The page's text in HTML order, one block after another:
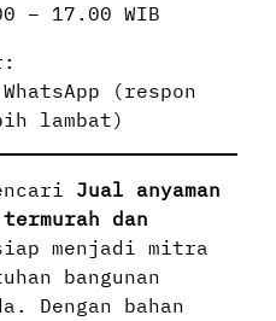
– 17.00 WIB
(respon
lambat)
Jual anyaman
dan
menjadi mitra
bangunan
Dengan bahan